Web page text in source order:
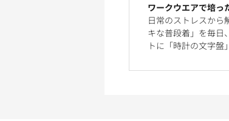
ワークウエアで培っ
日常のストレスから
キな普段着」を毎日
トに「時計の文字盤